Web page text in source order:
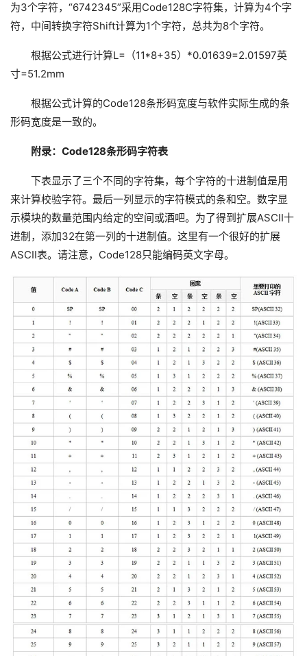
为3个字符，“6742345”采用Code128C字符集，计算为4个字
符，中间转换字符Shift计算为1个字符，总共为8个字符。
根据公式进行计算L=（11*8+35）*0.01639=2.01597英
寸=51.2mm
根据公式计算的Code128条形码宽度与软件实际生成的条
形码宽度是一致的。
附录：Code128条形码字符表
下表显示了三个不同的字符集，每个字符的十进制值是用
来计算校验字符。最后一列显示的字符模式的条和空。数字显
示模块的数量范围内给定的空间或酒吧。为了得到扩展ASCII十
进制，添加32在第一列的十进制值。这里有一个很好的扩展
ASCII表。请注意，Code128只能编码英文字母。